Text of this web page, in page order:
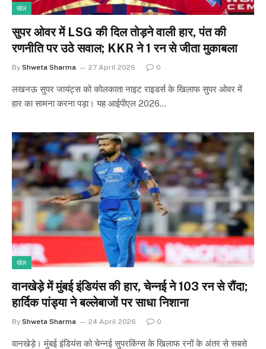
खेल
सुपर ओवर में LSG की दिल तोड़ने वाली हार, पंत की
रणनीति पर उठे सवाल; KKR ने 1 रन से जीता मुकाबला
By Shweta Sharma 27 April 2026 0
लखनऊ सुपर जायंट्स को कोलकाता नाइट राइडर्स के खिलाफ सुपर ओवर में
हार का सामना करना पड़ा। यह आईपीएल 2026…
खेल
वानखेड़े में मुंबई इंडियंस की हार, चेन्नई ने 103 रन से रौंदा;
हार्दिक पांड्या ने बल्लेबाजों पर साधा निशाना
By Shweta Sharma 24 April 2026 0
वानखेड़े। मुंबई इंडियंस को चेन्नई सुपरकिंग्स के खिलाफ रनों के अंतर से सबसे